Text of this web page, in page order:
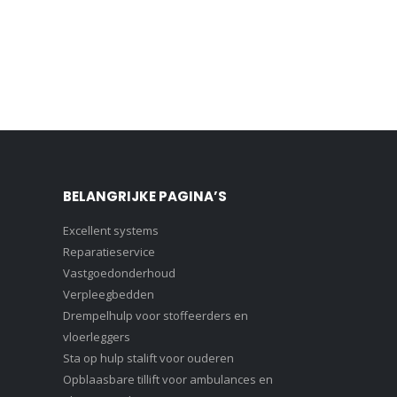
BELANGRIJKE PAGINA’S
Excellent systems
Reparatieservice
Vastgoedonderhoud
Verpleegbedden
Drempelhulp voor stoffeerders en
vloerleggers
Sta op hulp stalift voor ouderen
Opblaasbare tillift voor ambulances en